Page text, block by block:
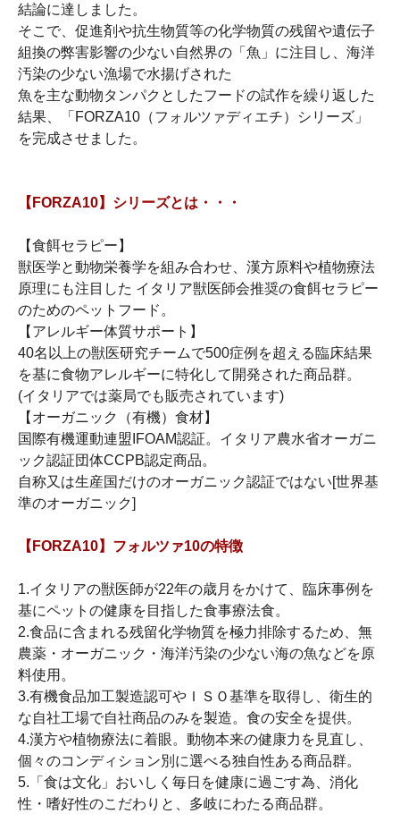
結論に達しました。
そこで、促進剤や抗生物質等の化学物質の残留や遺伝子
組換の弊害影響の少ない自然界の「魚」に注目し、海洋
汚染の少ない漁場で水揚げされた
魚を主な動物タンパクとしたフードの試作を繰り返した
結果、「FORZA10（フォルツァディエチ）シリーズ」
を完成させました。
【FORZA10】シリーズとは・・・
【食餌セラピー】
獣医学と動物栄養学を組み合わせ、漢方原料や植物療法
原理にも注目した イタリア獣医師会推奨の食餌セラピー
のためのペットフード。
【アレルギー体質サポート】
40名以上の獣医研究チームで500症例を超える臨床結果
を基に食物アレルギーに特化して開発された商品群。
(イタリアでは薬局でも販売されています)
【オーガニック（有機）食材】
国際有機運動連盟IFOAM認証。イタリア農水省オーガニ
ック認証団体CCPB認定商品。
自称又は生産国だけのオーガニック認証ではない[世界基
準のオーガニック]
【FORZA10】フォルツァ10の特徴
1.イタリアの獣医師が22年の歳月をかけて、臨床事例を
基にペットの健康を目指した食事療法食。
2.食品に含まれる残留化学物質を極力排除するため、無
農薬・オーガニック・海洋汚染の少ない海の魚などを原
料使用。
3.有機食品加工製造認可やＩＳＯ基準を取得し、衛生的
な自社工場で自社商品のみを製造。食の安全を提供。
4.漢方や植物療法に着眼。動物本来の健康力を見直し、
個々のコンディション別に選べる独自性ある商品群。
5.「食は文化」おいしく毎日を健康に過ごす為、消化
性・嗜好性のこだわりと、多岐にわたる商品群。